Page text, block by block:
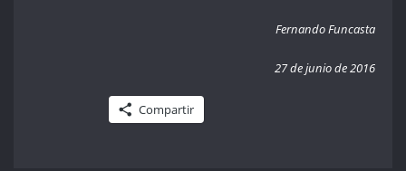
Fernando Funcasta
27 de junio de 2016
Compartir